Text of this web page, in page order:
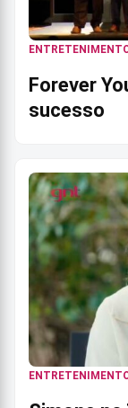
Forever
sucesso